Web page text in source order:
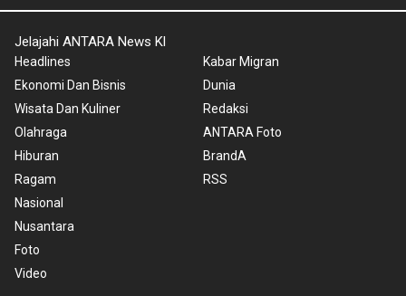
Jelajahi ANTARA News Kl
Headlines
Ekonomi Dan Bisnis
Wisata Dan Kuliner
Olahraga
Hiburan
Ragam
Nasional
Nusantara
Foto
Video
Kabar Migran
Dunia
Redaksi
ANTARA Foto
BrandA
RSS